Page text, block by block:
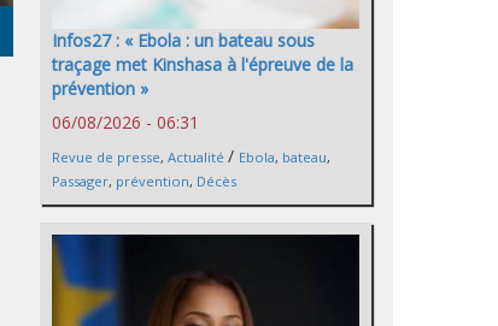
Infos27 : « Ebola : un bateau sous
traçage met Kinshasa à l'épreuve de la
prévention »
06/08/2026 - 06:31
Revue de presse, Actualité / Ebola, bateau,
Passager, prévention, Décès